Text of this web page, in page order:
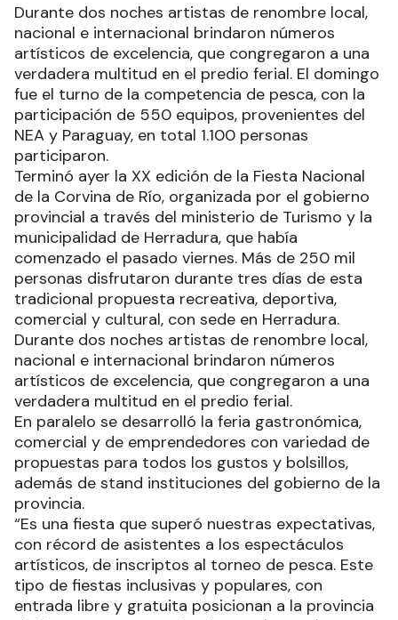
Durante dos noches artistas de renombre local,
nacional e internacional brindaron números
artísticos de excelencia, que congregaron a una
verdadera multitud en el predio ferial. El domingo
fue el turno de la competencia de pesca, con la
participación de 550 equipos, provenientes del
NEA y Paraguay, en total 1.100 personas
participaron.
Terminó ayer la XX edición de la Fiesta Nacional
de la Corvina de Río, organizada por el gobierno
provincial a través del ministerio de Turismo y la
municipalidad de Herradura, que había
comenzado el pasado viernes. Más de 250 mil
personas disfrutaron durante tres días de esta
tradicional propuesta recreativa, deportiva,
comercial y cultural, con sede en Herradura.
Durante dos noches artistas de renombre local,
nacional e internacional brindaron números
artísticos de excelencia, que congregaron a una
verdadera multitud en el predio ferial.
En paralelo se desarrolló la feria gastronómica,
comercial y de emprendedores con variedad de
propuestas para todos los gustos y bolsillos,
además de stand instituciones del gobierno de la
provincia.
“Es una fiesta que superó nuestras expectativas,
con récord de asistentes a los espectáculos
artísticos, de inscriptos al torneo de pesca. Este
tipo de fiestas inclusivas y populares, con
entrada libre y gratuita posicionan a la provincia